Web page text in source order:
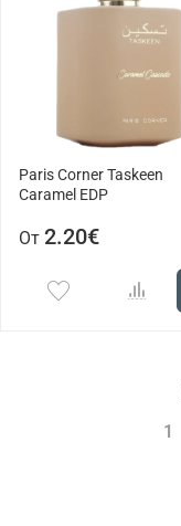
Paris Corner Taskeen
Caramel EDP
От 2.20€
1